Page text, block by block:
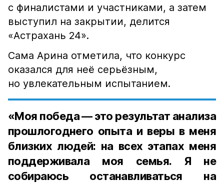
с финалистами и участниками, а затем
выступил на закрытии, делится
«Астрахань 24».
Сама Арина отметила, что конкурс
оказался для неё серьёзным,
но увлекательным испытанием.
«Моя победа — это результат анализа
прошлогоднего опыта и веры в меня
близких людей: на всех этапах меня
поддерживала моя семья. Я не
собираюсь останавливаться на